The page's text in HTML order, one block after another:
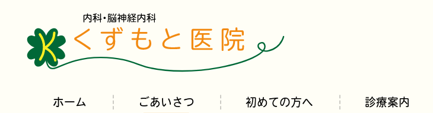
ホーム ごあいさつ 初めての方へ 診療案内